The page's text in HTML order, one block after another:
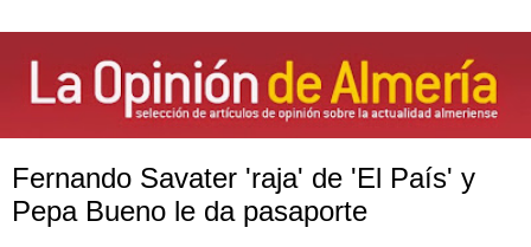
Fernando Savater 'raja' de 'El País' y
Pepa Bueno le da pasaporte